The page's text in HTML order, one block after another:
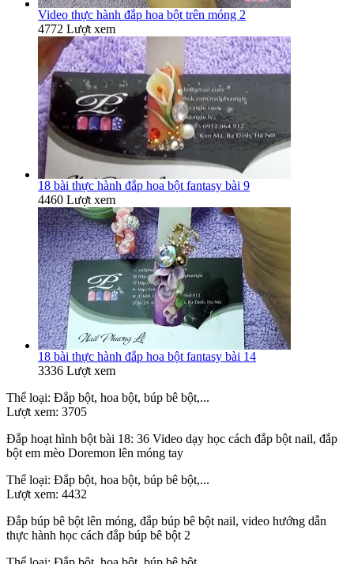
Video thực hành đắp hoa bột trên móng 2
4772 Lượt xem
18 bài thực hành đắp hoa bột fantasy bài 9
4460 Lượt xem
18 bài thực hành đắp hoa bột fantasy bài 14
3336 Lượt xem
Thể loại: Đắp bột, hoa bột, búp bê bột,...
Lượt xem: 3705
Đắp hoạt hình bột bài 18: 36 Video dạy học cách đắp bột nail, đắp
bột em mèo Doremon lên móng tay
Thể loại: Đắp bột, hoa bột, búp bê bột,...
Lượt xem: 4432
Đắp búp bê bột lên móng, đắp búp bê bột nail, video hướng dẫn
thực hành học cách đắp búp bê bột 2